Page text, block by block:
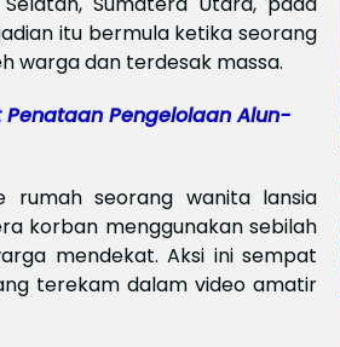
itu bermula ketika seorang
warga dan terdesak massa.
Pengelolaan Alun-
rumah seorang wanita lansia
korban menggunakan sebilah
mendekat. Aksi ini sempat
terekam dalam video amatir